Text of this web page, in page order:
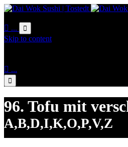
 ... 
Skip to content
 ...

96. Tofu mit
A,B,D,I,K,O,P,V,Z